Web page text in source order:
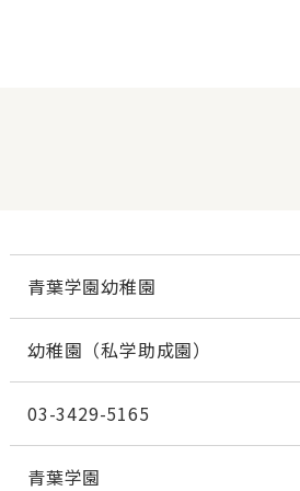
青葉学園幼稚園
幼稚園（私学助成園）
03-3429-5165
青葉学園